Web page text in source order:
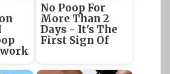
No Poop For
More Than 2
Days - It's The
First Sign Of